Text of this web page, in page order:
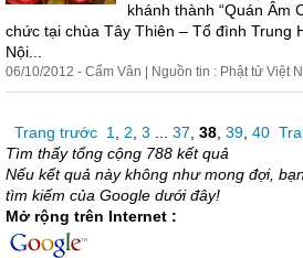
khánh thành “Quán Âm
chức tại chùa Tây Thiên – Tổ đình Trung
Nội...
06/10/2012 - Cẩm Vân | Nguồn tin : Phật tử Việt
Trang trước 1 2 3 37 38 39 40
Tìm thấy tổng cộng 788 kết quả
Nếu kết quả này không như mong đợi,
tìm kiếm của Google dưới đây!
Mở rộng trên Internet :